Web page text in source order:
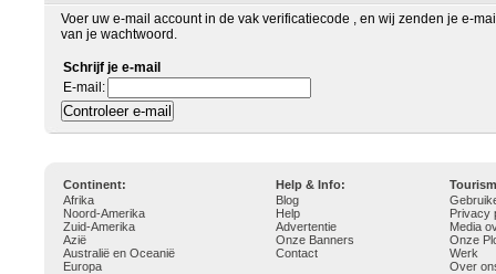
Voer uw e-mail account in de vak verificatiecode , en wij zenden je e-
van je wachtwoord.
Schrijf je e-mail
E-mail:
Continent: Help & Info:
Afrika
Noord-Amerika
Zuid-Amerika
Azië
Australië en Oceanië
Europa
Blog
Help
Advertentie
Onze Banners
Contact
Privacy
Media
Onze
Werk
Over